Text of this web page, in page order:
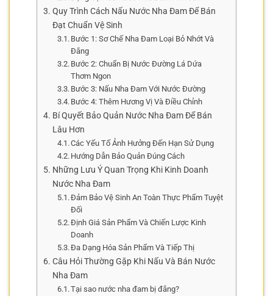
Quy Trình Cách Nấu Nước Nha Đam Để Bán
Đạt Chuẩn Vệ Sinh
Bước 1: Sơ Chế Nha Đam Loại Bỏ Nhớt Và
Đắng
Bước 2: Chuẩn Bị Nước Đường Lá Dứa
Thơm Ngon
Bước 3: Nấu Nha Đam Với Nước Đường
Bước 4: Thêm Hương Vị Và Điều Chỉnh
Bí Quyết Bảo Quản Nước Nha Đam Để Bán
Lâu Hơn
Các Yếu Tố Ảnh Hưởng Đến Hạn Sử Dụng
Hướng Dẫn Bảo Quản Đúng Cách
Những Lưu Ý Quan Trọng Khi Kinh Doanh
Nước Nha Đam
Đảm Bảo Vệ Sinh An Toàn Thực Phẩm Tuyệt
Đối
Định Giá Sản Phẩm Và Chiến Lược Kinh
Doanh
Đa Dạng Hóa Sản Phẩm Và Tiếp Thị
Câu Hỏi Thường Gặp Khi Nấu Và Bán Nước
Nha Đam
Tại sao nước nha đam bị đắng?